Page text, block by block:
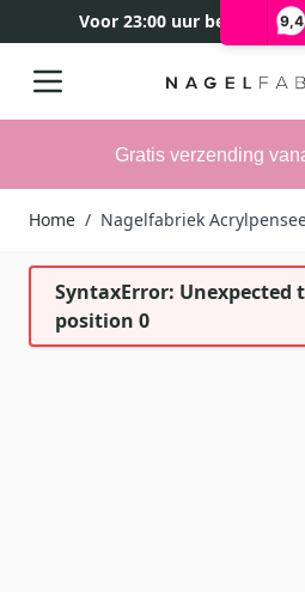
9,4
Voor 23:00 uur besteld,
Gratis verzending
Home / Nagelfabriek
SyntaxError: Unexpected
position 0